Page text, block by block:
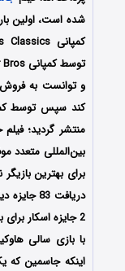
شده است، اولین
منتشر گردید؛
برای بهترین
دریافت
2 جایزه اسکار
با بازی سالی
اینکه جاسمین که